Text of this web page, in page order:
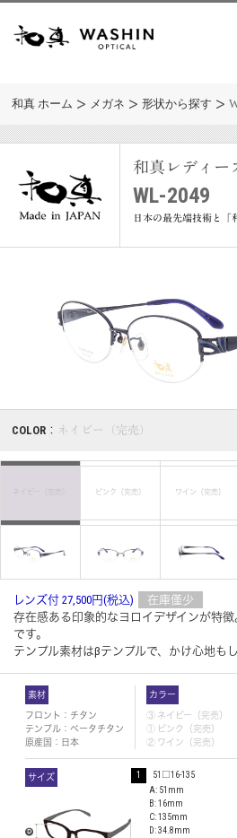
和真 ホーム メガネ 形状から探す
和真レディー
WL-2049
日本の最先端技術と「
COLOR： ネイビー（完売）
ネイビー（完売） ピンク（完売） ワイン（完売）
レンズ付 27,500円(税込)
在庫僅少
存在感ある印象的なヨロイデザインが特
です。
テンプル素材はβテンプルで、かけ心地も
素材
フロント：チタン
テンプル：ベータチタン
原産国：日本
カラー
③ ネイビー（完売）
ピンク（完売）
②
ワイン（完売）
サイズ 1
51□16-135
A: 51mm
B: 16mm
C: 135mm
D: 34.8mm